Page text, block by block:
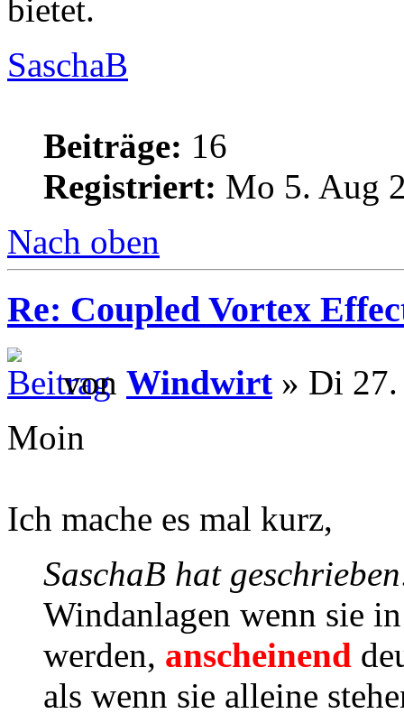
bietet.
SaschaB
Beiträge: 16
Registriert: Mo 5. Aug
Nach oben
Re: Coupled Vortex
von Windwirt » Di 27.
Moin
Ich mache es mal kurz,
SaschaB hat
Windanlagen wenn sie
werden, anscheinend
als wenn sie alleine